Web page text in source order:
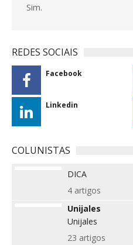
Sim.
REDES SOCIAIS
Facebook
Linkedin
COLUNISTAS
DICA
4 artigos
Unijales
Unijales
23 artigos